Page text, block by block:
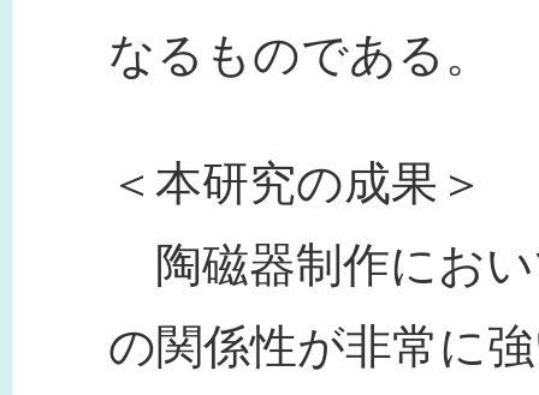
なるものである。
＜本研究の成果＞
陶磁器制作にお
の関係性が非常に